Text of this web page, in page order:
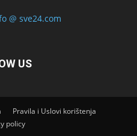
@ sve24.com
US
Pravila i Uslovi korištenja
policy